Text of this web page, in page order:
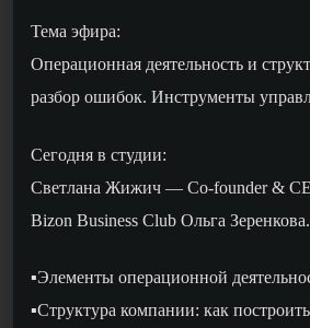
Тема эфира:
Операционная деятельность и
разбор ошибок. Инструменты
Сегодня в студии:
Светлана Жижич — Co-founder &
Bizon Business Club Ольга Зеренкова.
▪️Элементы операционной
▪️Структура компании: как